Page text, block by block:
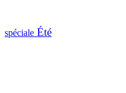
spéciale Été